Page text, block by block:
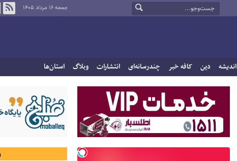
جمعه ۱۶ مرداد ۱۴۰۵
اندیشه دین کافه خبر چندرسانه‌ای انتشارات وبلاگ استان‌ها